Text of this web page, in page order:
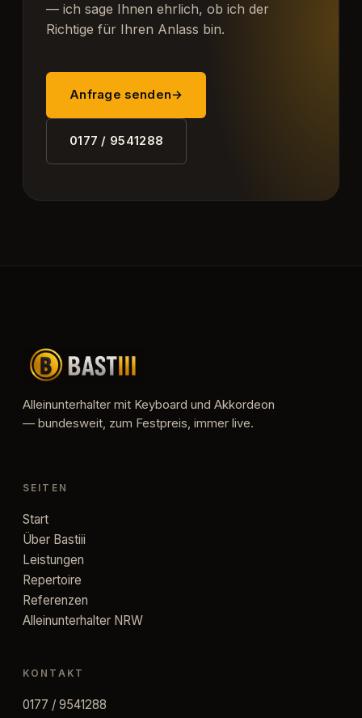
— ich sage Ihnen ehrlich, ob ich der
Richtige für Ihren Anlass bin.
Anfrage senden→
0177 / 9541288
Alleinunterhalter mit Keyboard und Akkordeon
— bundesweit, zum Festpreis, immer live.
SEITEN
Start
Über Bastiii
Leistungen
Repertoire
Referenzen
Alleinunterhalter NRW
KONTAKT
0177 / 9541288